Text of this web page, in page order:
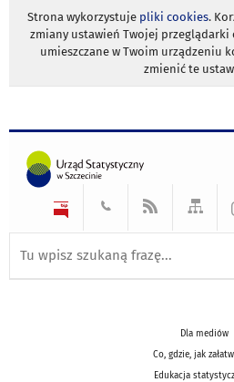
Strona wykorzystuje pliki cookies.
zmiany ustawień Twojej przeglądarki
umieszczane w Twoim urządzeniu
zmienić te
Dla mediów
Co, gdzie, jak
Edukacja